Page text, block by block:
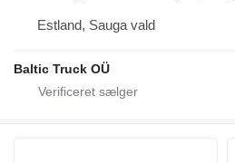
Estland, Sauga vald
Baltic Truck OÜ